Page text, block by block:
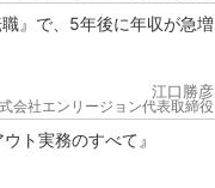
』で、5年後に年収が急増
江口勝彦
会社エンリージョン代表取締役
ト実務のすべて』